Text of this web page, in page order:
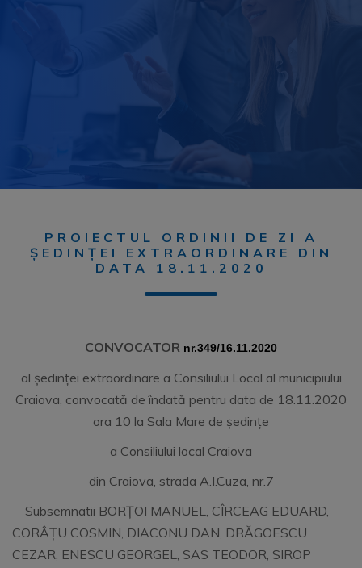
PROIECTUL ORDINII DE ZI A
ȘEDINȚEI EXTRAORDINARE DIN
DATA 18.11.2020
CONVOCATOR nr.349/16.11.2020
al ședinței extraordinare a Consiliului Local al municipiului
Craiova, convocată de îndată pentru data de 18.11.2020
ora 10 la Sala Mare de ședințe
a Consiliului local Craiova
din Craiova, strada A.I.Cuza, nr.7
Subsemnatii BORȚOI MANUEL, CÎRCEAG EDUARD,
CORÂȚU COSMIN, DIACONU DAN, DRĂGOESCU
CEZAR, ENESCU GEORGEL, SAS TEODOR, SIROP